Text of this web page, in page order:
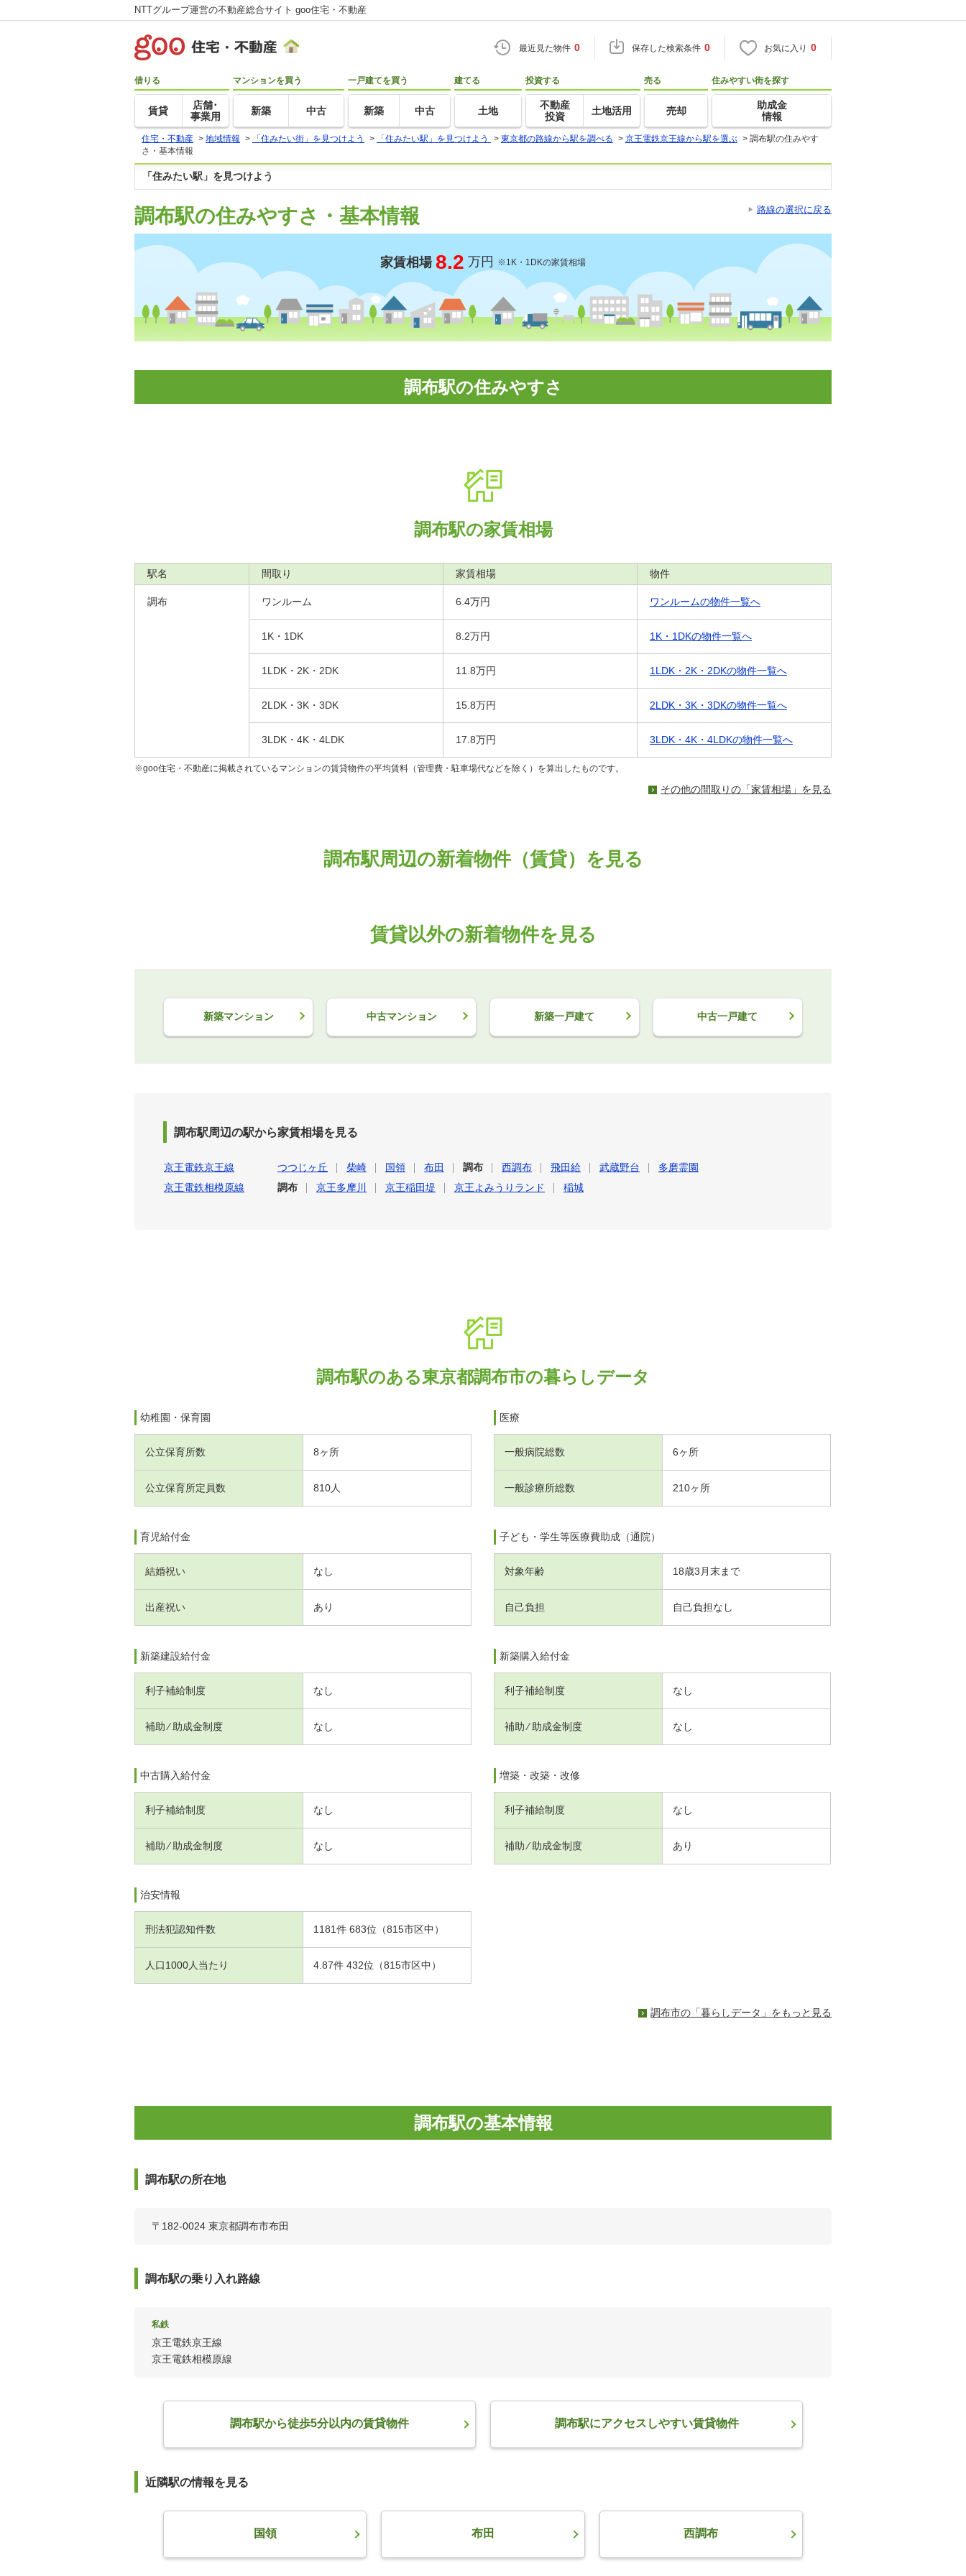
NTTグループ運営の不動産総合サイト goo住宅・不動産
最近見た物件 0 保存した検索条件 0 お気に入り 0
借りる
賃貸
店舗･
事業用
マンションを買う
新築 中古
一戸建てを買う
新築 中古
建てる
土地
投資する
不動産
投資
土地活用
売る
売却
住みやすい街を探す
助成金
情報
住宅・不動産 > 地域情報 > 「住みたい街」を見つけよう > 「住みたい駅」を見つけよう > 東京都の路線から駅を調べる > 京王電鉄京王線から駅を選ぶ > 調布駅の住みやす
さ・基本情報
「住みたい駅」を見つけよう
調布駅の住みやすさ・基本情報 路線の選択に戻る
家賃相場 8.2 万円 ※1K・1DKの家賃相場
調布駅の住みやすさ
調布駅の家賃相場
駅名 間取り 家賃相場 物件
調布 ワンルーム 6.4万円 ワンルームの物件一覧へ
1K・1DK 8.2万円 1K・1DKの物件一覧へ
1LDK・2K・2DK 11.8万円 1LDK・2K・2DKの物件一覧へ
2LDK・3K・3DK 15.8万円 2LDK・3K・3DKの物件一覧へ
3LDK・4K・4LDK 17.8万円 3LDK・4K・4LDKの物件一覧へ
※goo住宅・不動産に掲載されているマンションの賃貸物件の平均賃料（管理費・駐車場代などを除く）を算出したものです。
その他の間取りの「家賃相場」を見る
調布駅周辺の新着物件（賃貸）を見る
賃貸以外の新着物件を見る
新築マンション 中古マンション 新築一戸建て 中古一戸建て
調布駅周辺の駅から家賃相場を見る
京王電鉄京王線 つつじヶ丘 柴崎 国領 布田 調布 西調布 飛田給 武蔵野台
多磨霊園
京王電鉄相模原線
調布 京王多摩川 京王稲田堤 京王よみうりランド 稲城
調布駅のある東京都調布市の暮らしデータ
幼稚園・保育園
公立保育所数 8ヶ所
公立保育所定員数 810人
医療
一般病院総数 6ヶ所
一般診療所総数 210ヶ所
育児給付金
結婚祝い なし
出産祝い あり
子ども・学生等医療費助成（通院）
対象年齢 18歳3月末まで
自己負担 自己負担なし
新築建設給付金
利子補給制度 なし
補助 ⁄ 助成金制度 なし
新築購入給付金
利子補給制度 なし
補助 ⁄ 助成金制度 なし
中古購入給付金
利子補給制度 なし
補助 ⁄ 助成金制度 なし
増築・改築・改修
利子補給制度 なし
補助 ⁄ 助成金制度 あり
治安情報
刑法犯認知件数 1181件 683位（815市区中）
人口1000人当たり 4.87件 432位（815市区中）
調布市の「暮らしデータ」をもっと見る
調布駅の基本情報
調布駅の所在地
〒182-0024 東京都調布市布田
調布駅の乗り入れ路線
私鉄
京王電鉄京王線
京王電鉄相模原線
調布駅から徒歩5分以内の賃貸物件 調布駅にアクセスしやすい賃貸物件
近隣駅の情報を見る
国領 布田 西調布